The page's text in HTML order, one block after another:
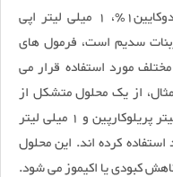
نرمال سالین، 50-100 میلی لیتر از لیدوکایین1٪، 1 میلی لیتر اپی
لیتر بی کربنات سدیم است، فرمول های
مورد استفاده قرار می
همکارانش (2008)، برای مثال، از یک محلول متشکل از
1000 میلی لیتر محلول رینگر، 50 میلی لیتر پریلوکارپین و 1 میلی لیتر
1 در تحقیق خود استفاده کرده اند. این محلول
کبودی یا اکیموز می شود.